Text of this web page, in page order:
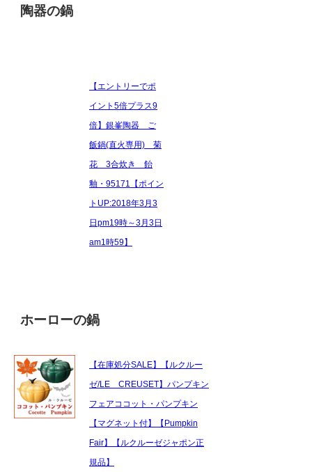
陶器の鍋
【エントリーでポ
イント5倍プラス9
倍】銀峯陶器 ご
飯鍋(直火専用) 菊
花 3合炊き 飴
釉・95171【ポイン
トUP:2018年3月3
日pm19時～3月3日
am1時59】
ホーローの鍋
【在庫処分SALE】【ルクルー
ゼ/LE CREUSET】パンプキン
フェアココット・パンプキン
【マグネット付】【Pumpkin
Fair】【ルクルーゼジャポン正
規品】